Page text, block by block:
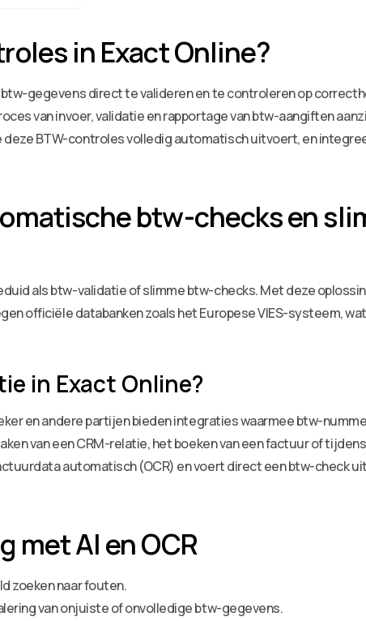
in Exact Online?
gegevens direct te valideren en te controleren op
van invoer, validatie en rapportage van btw-aangiften
BTW-controles volledig automatisch uitvoert, en
btw-checks en
als btw-validatie of slimme btw-checks. Met deze
officiële databanken zoals het Europese VIES-systeem,
in Exact Online?
en andere partijen bieden integraties waarmee btw-
van een CRM-relatie, het boeken van een factuur of
automatisch (OCR) en voert direct een btw-check
met AI en OCR
zoeken naar fouten.
van onjuiste of onvolledige btw-gegevens.